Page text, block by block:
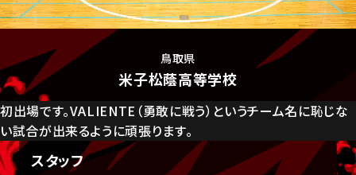
鳥取県
米子松蔭高等学校
初出場です。VALIENTE（勇敢に戦う）というチーム名に恥じな
い試合が出来るように頑張ります。
スタッフ